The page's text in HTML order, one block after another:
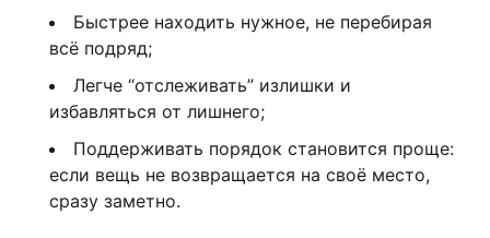
Быстрее находить нужное, не перебирая
всё подряд;
Легче “отслеживать” излишки и
избавляться от лишнего;
Поддерживать порядок становится проще:
если вещь не возвращается на своё место,
сразу заметно.